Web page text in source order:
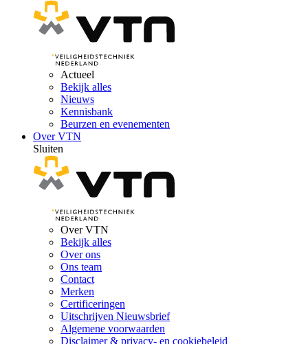
Actueel
Bekijk alles
Nieuws
Kennisbank
Beurzen en evenementen
Over VTN
Sluiten
Over VTN
Bekijk alles
Over ons
Ons team
Contact
Merken
Certificeringen
Uitschrijven Nieuwsbrief
Algemene voorwaarden
Disclaimer & privacy- en cookiebeleid